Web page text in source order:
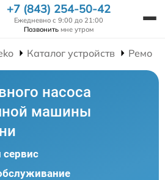
+7 (843) 254-50-42
Ежедневно с 9:00 до 21:00
Позвонить мне утром
Каталог устройств
насоса
машины